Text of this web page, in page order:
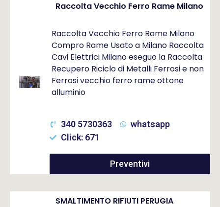
Raccolta Vecchio Ferro Rame Milano
Raccolta Vecchio Ferro Rame Milano
Compro Rame Usato a Milano Raccolta
Cavi Elettrici Milano eseguo la Raccolta
Recupero Riciclo di Metalli Ferrosi e non
Ferrosi vecchio ferro rame ottone
alluminio
340 5730363
whatsapp
Click: 671
Preventivi
SMALTIMENTO RIFIUTI PERUGIA